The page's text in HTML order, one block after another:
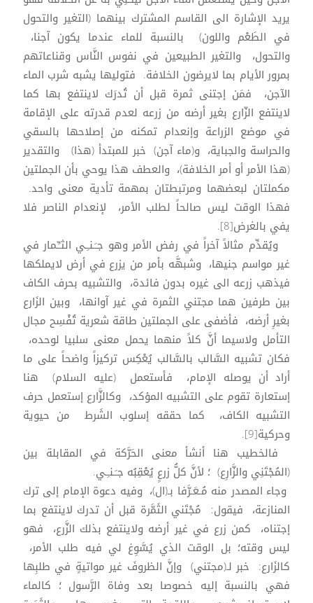
يريد الإشارة الى القاسم المشترك بينهما (التغير والتحول
في الطَعْم واللون) بالنسبة للماء عندما يكون آجنا،
والتحول، والتغير الطبيعين في نفوس النَّاس وقناعاتهم
بمرور الأيام بما لايرضون الخلافة. فتوليها يشبه شرب الماء
الآجن، فمَن إجتنى ثمرة قبل أن تُدرَك لاينتفع بها كما
لاينتفع الزّارع بغير أرضه من زرعه لعدم قدرته على الإقامة
في موضع الزراعة وإنعدام تمكنه من إصلاحها بالسقي
والحراسة والجباية، و(ماء آجن) خبر للمبتدأ (هذا) والتقدير
(هذا الأمر أو أمر الخلافة)، والعطف هذا يوحي بأن الجملتين
مكملتان لبعضهما ومرتبطتان بمهمة تأدية معنى واحد.
فهذا الوقت ليس صالحاً لطلب الأمر، لإنعدام الناصر فلا
يفي بالغرض[8].
ويُقدِّم مثالاً آخراً في رفض الأمر وهو جـَـنـِـي الثـِّـمار في
غير مواسم جنيها، وشبهَّه بأمر من يزرع في أرض لايملكها
فيذهب زرعه الى غيره بدون فائدة، والتشبيه بحرف الكاف
بين طرفين هما مجتني الثمرة في غير آوانها، وبين الزَارع
بغيرِ أرضه، فأضفى على الجملتين طاقة شعرية تُفْسِح مجال
التأمل ولاسيما أنَّ كلاً منهما يحمل معنى سلبيا لوحده،
فكان تشبيه السَّالب بالسَّالب يُعْكِس تركيزاً واضحاً على ما
أراد أن يوصله الإمام، فأستعمل (عليه السلام) هنا
إستعارة تقوم على التشبيه المؤكد، وكالزَّارع إستعمل حرف
التشبيه الكاف، كما حققه إسلوب الشَرط من حيوية
وحركية[9].
فالخطيب هنا أنشأ معنى الحَرَّكة في المقابلة بين
(المُجْتَنِي والزَّارِع) ؛ لأنَّ كلُّ زرعٍ يُعْقِبُه جـَـنـِـي.
وجاء المصدر منه مُـعَـرَّفا بـ(ال)، وفيه دعوة الإمام إلى ترك
المنازعة، فيقول: مُجْتَني الثَمَّرة قبل أن تدرك لاينتفع بما
إجتناه، كمن زرع في غير أرضه ولاينتفع بذلك الزَّرع، فهو
ليس وقته؛ بل الوقت الذي يُسَّوِغ لي فيه طلب الأمر،
كالزَارع: خبر لـ(مجتني) وإنَّ الظروفَ غير مواتيةٍ في طلبِها
فهي بالنسبة إليه خصوصا بعد وفاة الرَّسول ؛ كالماء